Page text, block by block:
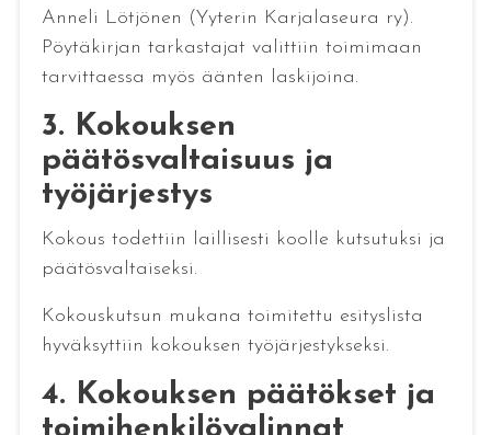
Anneli Lötjönen (Yyterin Karjalaseura ry).
Pöytäkirjan tarkastajat valittiin toimimaan
tarvittaessa myös äänten laskijoina.
3. Kokouksen
päätösvaltaisuus ja
työjärjestys
Kokous todettiin laillisesti koolle kutsutuksi ja
päätösvaltaiseksi.
Kokouskutsun mukana toimitettu esityslista
hyväksyttiin kokouksen työjärjestykseksi.
4. Kokouksen päätökset ja